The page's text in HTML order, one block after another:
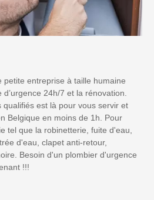
petite entreprise à taille humaine
24h/7 et la rénovation.
est là pour vous servir et
Belgique en moins de 1h. Pour
tel que la robinetterie, fuite d'eau,
d'eau, clapet anti-retour,
Besoin d'un plombier d'urgence
!!!